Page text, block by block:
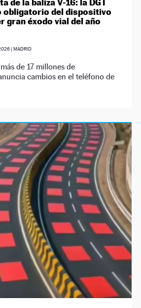
de la baliza V-16: la DGT
obligatorio del dispositivo
gran éxodo vial del año
| MADRID
de 17 millones de
cambios en el teléfono de